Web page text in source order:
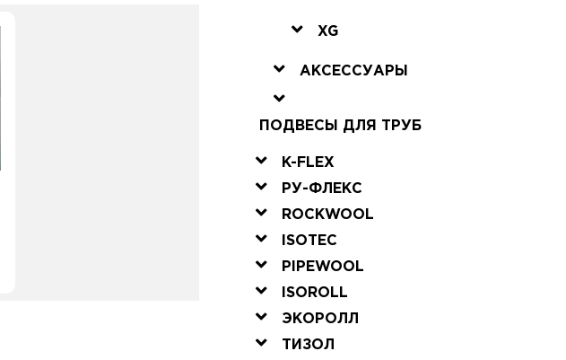
XG
АКСЕССУАРЫ
ПОДВЕСЫ ДЛЯ ТРУБ
K-FLEX
РУ-ФЛЕКС
ROCKWOOL
ISOTEC
PIPEWOOL
ISOROLL
ЭКОРОЛЛ
ТИЗОЛ